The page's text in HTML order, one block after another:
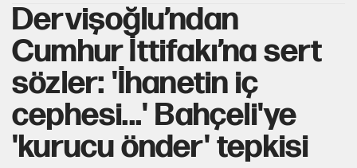
Dervişoğlu’ndan
Cumhur İttifakı’na sert
sözler: 'İhanetin iç
cephesi...' Bahçeli'ye
'kurucu önder' tepkisi